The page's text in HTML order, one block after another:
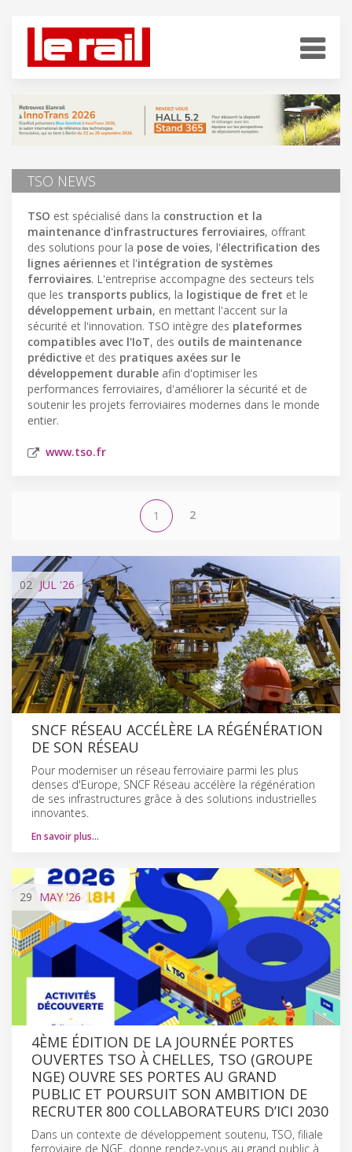
TSO NEWS
TSO est spécialisé dans la construction et la
maintenance d'infrastructures ferroviaires, offrant
des solutions pour la pose de voies, l'électrification des
lignes aériennes et l'intégration de systèmes
ferroviaires. L'entreprise accompagne des secteurs tels
que les transports publics, la logistique de fret et le
développement urbain, en mettant l'accent sur la
sécurité et l'innovation. TSO intègre des plateformes
compatibles avec l'IoT, des outils de maintenance
prédictive et des pratiques axées sur le
développement durable afin d'optimiser les
performances ferroviaires, d'améliorer la sécurité et de
soutenir les projets ferroviaires modernes dans le monde
entier.
www.tso.fr
1 2
02 JUL '26
SNCF RÉSEAU ACCÉLÈRE LA RÉGÉNÉRATION
DE SON RÉSEAU
Pour moderniser un réseau ferroviaire parmi les plus
denses d'Europe, SNCF Réseau accélère la régénération
de ses infrastructures grâce à des solutions industrielles
innovantes.
En savoir plus…
29 MAY'26
4ÈME ÉDITION DE LA JOURNÉE PORTES
OUVERTES TSO À CHELLES, TSO (GROUPE
NGE) OUVRE SES PORTES AU GRAND
PUBLIC ET POURSUIT SON AMBITION DE
RECRUTER 800 COLLABORATEURS D’ICI 2030
Dans un contexte de développement soutenu, TSO, filiale
ferroviaire de NGE, donne rendez-vous au grand public à